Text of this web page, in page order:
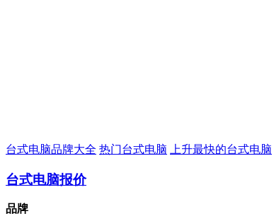
台式电脑品牌大全 热门台式电脑 上升最快的台式电脑
台式电脑报价
品牌